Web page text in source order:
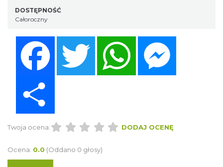
DOSTĘPNOŚĆ
Całoroczny
Twitter WhatsApp
Twoja ocena: DODAJ OCENĘ
Ocena: 0.0 (Oddano 0 głosy)